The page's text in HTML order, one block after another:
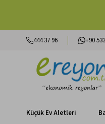
444 37 96 +90
Küçük Ev Aletleri